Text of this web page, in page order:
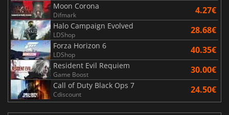
Moon Corona
Difmark 4.27€
Halo Campaign Evolved
LDShop 28.68€
Forza Horizon 6
LDShop 40.35€
Resident Evil Requiem
Game Boost 30.00€
Call of Duty Black Ops 7
Cdiscount 24.50€